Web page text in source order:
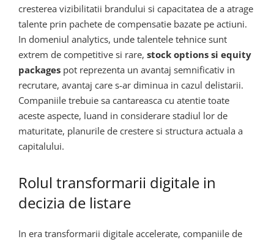
cresterea vizibilitatii brandului si capacitatea de a atrage
talente prin pachete de compensatie bazate pe actiuni.
In domeniul analytics, unde talentele tehnice sunt
extrem de competitive si rare, stock options si equity
packages pot reprezenta un avantaj semnificativ in
recrutare, avantaj care s-ar diminua in cazul delistarii.
Companiile trebuie sa cantareasca cu atentie toate
aceste aspecte, luand in considerare stadiul lor de
maturitate, planurile de crestere si structura actuala a
capitalului.
Rolul transformarii digitale in
decizia de listare
In era transformarii digitale accelerate, companiile de